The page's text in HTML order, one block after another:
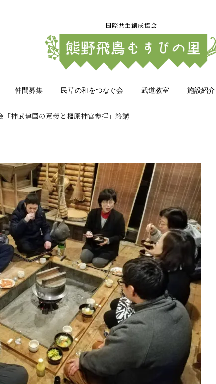
国際共生創成協会
仲間募集 民草の和をつなぐ会 武道教室 施設紹介
「神武建国の意義と橿原神宮参拝」終講